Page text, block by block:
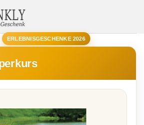
ERLEBNISGESCHENKE 2026